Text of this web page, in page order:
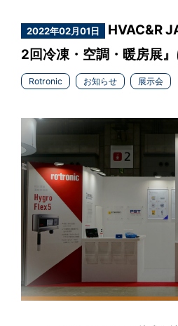
2022年02月01日
HVAC&R
2回冷凍・空調・暖房展
Rotronic お知らせ 展示会